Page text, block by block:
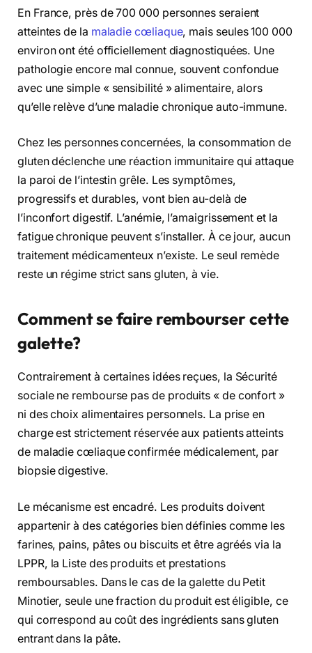
En France, près de 700 000 personnes seraient
atteintes de la maladie cœliaque, mais seules 100 000
environ ont été officiellement diagnostiquées. Une
pathologie encore mal connue, souvent confondue
avec une simple « sensibilité » alimentaire, alors
qu’elle relève d’une maladie chronique auto-immune.
Chez les personnes concernées, la consommation de
gluten déclenche une réaction immunitaire qui attaque
la paroi de l’intestin grêle. Les symptômes,
progressifs et durables, vont bien au-delà de
l’inconfort digestif. L’anémie, l’amaigrissement et la
fatigue chronique peuvent s’installer. À ce jour, aucun
traitement médicamenteux n’existe. Le seul remède
reste un régime strict sans gluten, à vie.
Comment se faire rembourser cette
galette?
Contrairement à certaines idées reçues, la Sécurité
sociale ne rembourse pas de produits « de confort »
ni des choix alimentaires personnels. La prise en
charge est strictement réservée aux patients atteints
de maladie cœliaque confirmée médicalement, par
biopsie digestive.
Le mécanisme est encadré. Les produits doivent
appartenir à des catégories bien définies comme les
farines, pains, pâtes ou biscuits et être agréés via la
LPPR, la Liste des produits et prestations
remboursables. Dans le cas de la galette du Petit
Minotier, seule une fraction du produit est éligible, ce
qui correspond au coût des ingrédients sans gluten
entrant dans la pâte.